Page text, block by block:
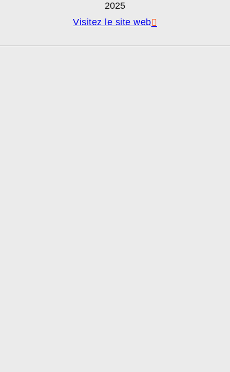
2025
Visitez le site web